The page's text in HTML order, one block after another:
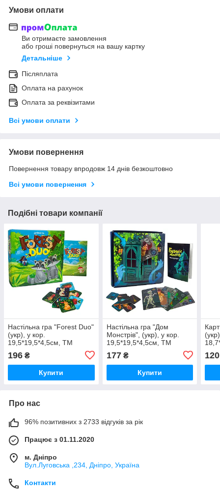
Умови оплати
Ви отримаєте замовлення
або гроші повернуться на вашу картку
Детальніше
Післяплата
Оплата на рахунок
Оплата за реквізитами
Всі умови оплати
Умови повернення
Повернення товару впродовж 14 днів безкоштовно
Всі умови повернення
Подібні товари компанії
Настільна гра "Forest Duo"
(укр), у кор.
19,5*19,5*4,5см, ТМ
196 ₴
Купити
Настільна гра "Дом
Монстрів", (укр), у кор.
19,5*19,5*4,5см, ТМ
177₴
Купити
120
Про нас
96% позитивних з 2733 відгуків за рік
Працює з 01.11.2020
м. Дніпро
Вул.Луговська ,234, Дніпро, Україна
Контакти